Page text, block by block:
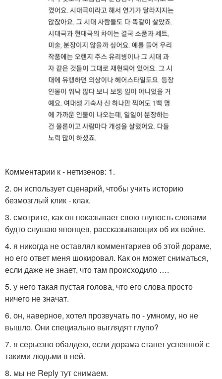
Комментарии к - нетизенов: 1.
2. он использует сценарий, чтобы учить историю
безмозглый клик - клак.
3. смотрите, как он показывает свою глупость словами
будто слушаю японцев, рассказывающих об их войне.
4. я никогда не оставлял комментариев об этой дораме,
но его ответ меня шокировал. Как он может сниматься,
если даже не знает, что там происходило ….
5. у него такая пустая голова, что его слова просто
ничего не значат.
6. он, наверное, хотел прозвучать по - умному, но не
вышло. Они специально выглядят глупо?
7. я серьезно обалдею, если дорама станет успешной с
такими людьми в ней.
8. мы не Reply тут снимаем.